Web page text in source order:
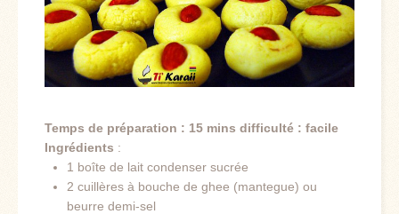
Temps de préparation : 15 mins difficulté : facile
Ingrédients :
1 boîte de lait condenser sucrée
2 cuillères à bouche de ghee (mantegue) ou
beurre demi-sel